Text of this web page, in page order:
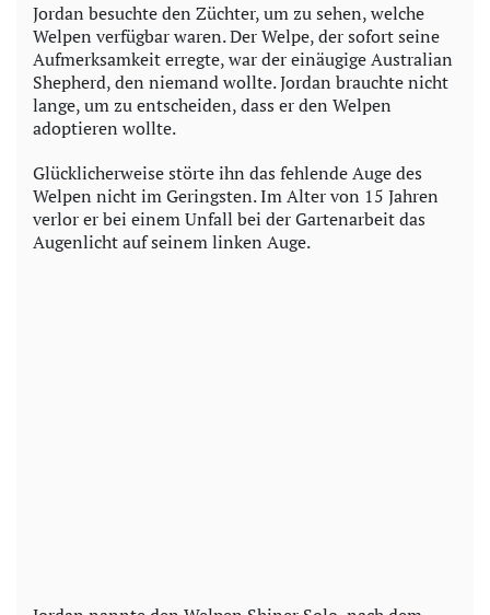
Jordan besuchte den Züchter, um zu sehen, welche
Welpen verfügbar waren. Der Welpe, der sofort seine
Aufmerksamkeit erregte, war der einäugige Australian
Shepherd, den niemand wollte. Jordan brauchte nicht
lange, um zu entscheiden, dass er den Welpen
adoptieren wollte.
Glücklicherweise störte ihn das fehlende Auge des
Welpen nicht im Geringsten. Im Alter von 15 Jahren
verlor er bei einem Unfall bei der Gartenarbeit das
Augenlicht auf seinem linken Auge.